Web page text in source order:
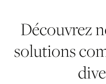
Découvrez
solutions